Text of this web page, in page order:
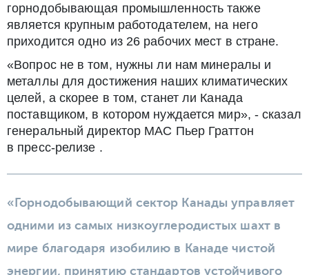
горнодобывающая промышленность также
является крупным работодателем, на него
приходится одно из 26 рабочих мест в стране.
«Вопрос не в том, нужны ли нам минералы и
металлы для достижения наших климатических
целей, а скорее в том, станет ли Канада
поставщиком, в котором нуждается мир», - сказал
генеральный директор MAC Пьер Граттон
в пресс-релизе .
«Горнодобывающий сектор Канады управляет
одними из самых низкоуглеродистых шахт в
мире благодаря изобилию в Канаде чистой
энергии, принятию стандартов устойчивого